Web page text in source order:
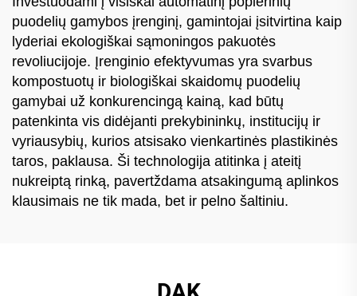
puodelių gamybos įrenginį, gamintojai įsitvirtina kaip
lyderiai ekologiškai sąmoningos pakuotės
revoliucijoje. Įrenginio efektyvumas yra svarbus
kompostuotų ir biologiškai skaidomų puodelių
gamybai už konkurencingą kainą, kad būtų
patenkinta vis didėjanti prekybininkų, institucijų ir
vyriausybių, kurios atsisako vienkartinės plastikinės
taros, paklausa. Ši technologija atitinka į ateitį
nukreiptą rinką, pavertždama atsakingumą aplinkos
klausimais ne tik mada, bet ir pelno šaltiniu.